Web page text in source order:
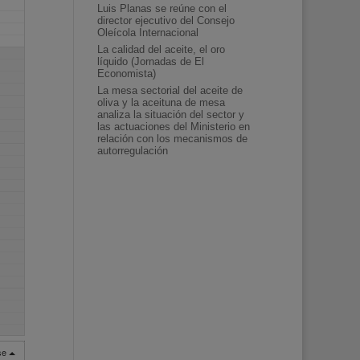
Luis Planas se reúne con el
director ejecutivo del Consejo
Oleícola Internacional
La calidad del aceite, el oro
líquido (Jornadas de El
Economista)
La mesa sectorial del aceite de
oliva y la aceituna de mesa
analiza la situación del sector y
las actuaciones del Ministerio en
relación con los mecanismos de
autorregulación